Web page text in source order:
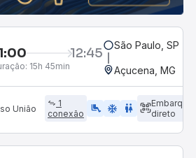
12:45
15h 45min
São Paulo, SP -
Açucena, MG
União
1
conexão
airline_seat_legroom_extra ac_unit wc
Embarque
direto